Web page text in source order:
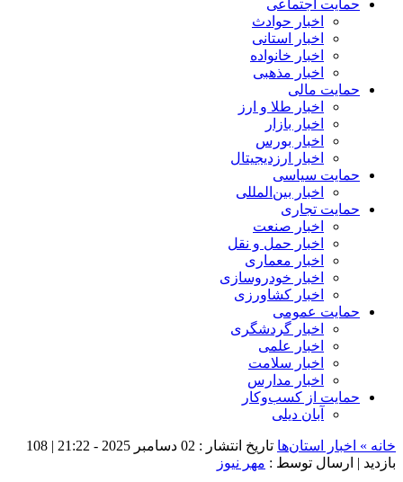
حمایت اجتماعی
اخبار حوادث
اخبار استانی
اخبار خانواده
اخبار مذهبی
حمایت مالی
اخبار طلا و ارز
اخبار بازار
اخبار بورس
اخبار ارزدیجیتال
حمایت سیاسی
اخبار بین‌المللی
حمایت تجاری
اخبار صنعت
اخبار حمل و نقل
اخبار معماری
اخبار خودروسازی
اخبار کشاورزی
حمایت عمومی
اخبار گردشگری
اخبار علمی
اخبار سلامت
اخبار مدارس
حمایت از کسب‌وکار
آبان دیلی
خانه » اخبار استان‌ها تاریخ انتشار : 02 دسامبر 2025 - 21:22 |
108
بازدید | ارسال توسط : مهر نیوز